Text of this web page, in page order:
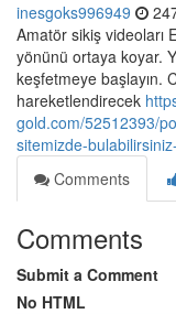
inesgoks996949
Amatör sikiş videoları
yönünü ortaya koyar.
keşfetmeye başlayın.
hareketlendirecek
gold.com/52512393/
sitemizde-
Comments
Comments
Submit a Comment
No HTML